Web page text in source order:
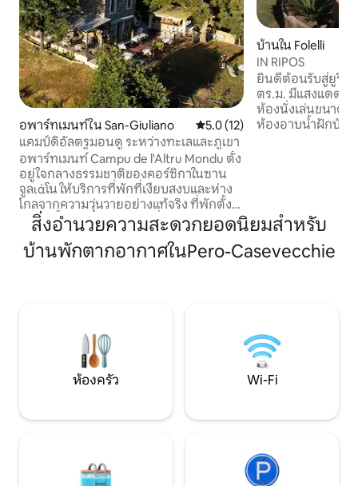
อพาร์ทเมนท์ใน San-Giuliano คะแนนเฉลี่ย 5.0 จาก 5, 12 รีวิว
5.0 (12)
แคมป์ดิอัลตรูมอนดู ระหว่างทะเลและภูเขา
อพาร์ทเมนท์ Campu de l'Altru Mondu ตั้ง
อยู่ใจกลางธรรมชาติของคอร์ซิกาในซาน
จูลιάโน ให้บริการที่พักที่เงียบสงบและห่าง
ไกลจากความวุ่นวายอย่างแท้จริง ที่พักตั้ง
อยู่บนชั้น 1 ของอาคารหินที่มีเอกลักษณ์
เฉพาะตัว รองรับได้สูงสุด 4 คน มี 2 ห้อง
นอน ห้องนั่งเล่นที่อบอุ่น และห้องครัวที่มี
บ้านใน Folelli
IN RIPOS
ยินดีต้อนรับสู่ยูริโปซู: บ้านขนาดให
ตร.ม. มีแสงแดดแ
ห้องนั่งเล่นขนาด
ห้องอาบน้ำฝักบัว สระว่ายน้ำส่วนตัวขนาด
อรี่ เดลี่...) ท่าเรือบาสตียา: 35 กม. สนามบิน
บาสตียา โปเรตตา: 15 กม. คัมโป
12 กม.
สิ่งอำนวยความสะดวกยอดนิยมสำหรับ
บ้านพักตากอากาศในPero-Casevecchie
ห้องครัว Wi-Fi